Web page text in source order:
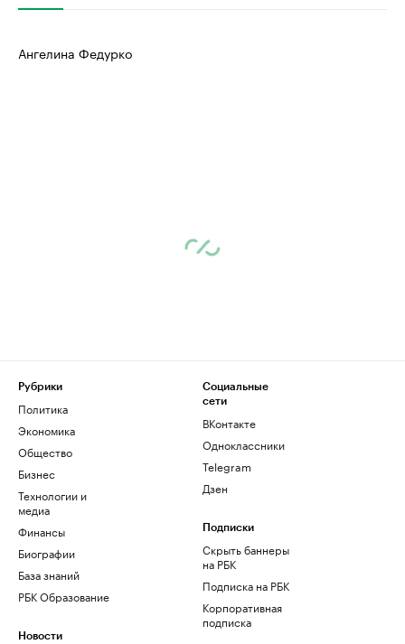
Ангелина Федурко
Рубрики
Политика
Экономика
Общество
Бизнес
Технологии и
медиа
Финансы
Биографии
База знаний
РБК Образование
Новости
Социальные
сети
ВКонтакте
Одноклассники
Telegram
Дзен
Подписки
Скрыть баннеры
на РБК
Подписка на РБК
Корпоративная
подписка